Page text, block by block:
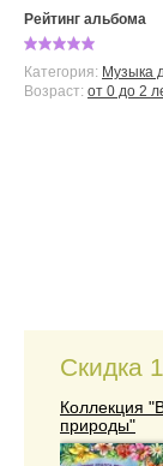
Рейтинг альбома
Категория: Музыка
Возраст: от 0 до 2
Скидка
Коллекция
природы"